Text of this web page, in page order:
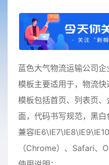
蓝色大气物流运输公司
模板主要适用于，物流快
模板包括首页、列表页
面，代码书写规范，黑白
兼容
（Chrome）、Safari、